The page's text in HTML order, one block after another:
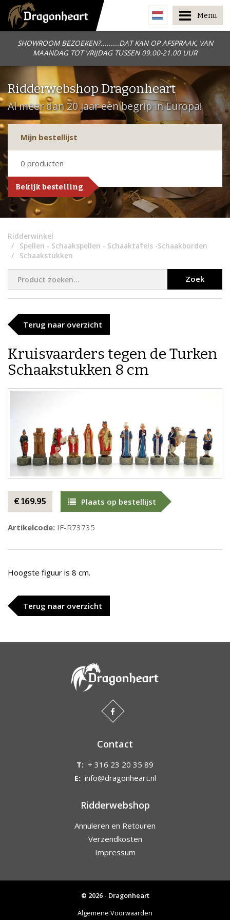
SHOWROOM BEZOEKEN?.........DAT KAN OP AFSPRAAK, VAN
MAANDAG TOT VRIJDAG TUSSEN 09.00-21.00 UUR
Menu
Ridderwebshop Dragonheart
Al meer dan 20 jaar een begrip in Europa!
Mijn bestellijst
0 producten
Bekijk bestelling
Ridderwinkel
Spellen - Schaakspellen - Schaaktafels -Schaakborden
Schaakstukken
Zoek
Terug naar overzicht
Kruisvaarders tegen de Turken
Schaakstukken 8 cm
€ 169.95 Plaats op bestellijst
Artikelcode: IF-R73735
Hoogste figuur is 8 cm.
Terug naar overzicht
Contact
T: + 316 23 20 35 89
E: info@dragonheart.nl
Ridderwebshop
Annuleren en Retouren
Verzendkosten
Impressum
© 2026 - Dragonheart
Algemene Voorwaarden